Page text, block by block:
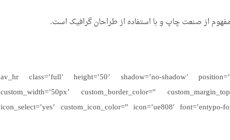
از صنعت چاپ و با استفاده از طراحان گرافیک است.
[av_hr class=’full’ height=’50’ shadow=’no-shadow’
custom_width=’50px’ custom_border_color=”
icon_select=’yes’ custom_icon_color=” icon=’ue808′